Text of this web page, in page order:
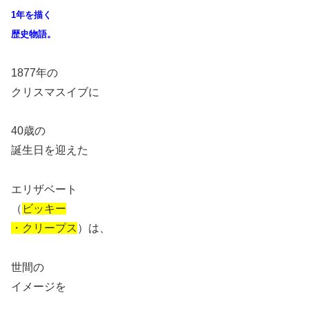
1年を描く
歴史物語。
1877年の
クリスマスイブに
40歳の
誕生日を迎えた
エリザベート
（ ビッキー
・クリープス ）は、
世間の
イメージを